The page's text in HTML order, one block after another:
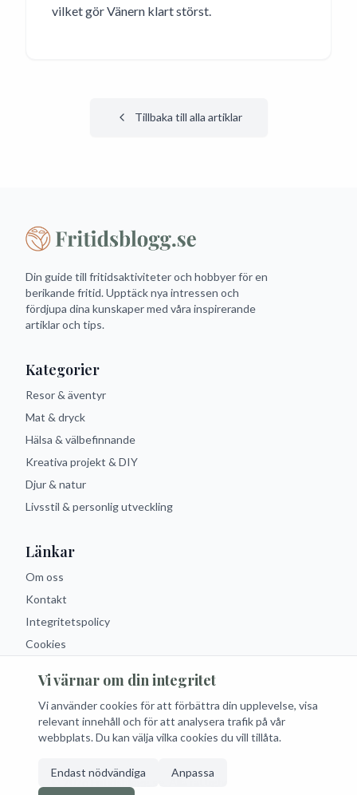
vilket gör Vänern klart störst.
Tillbaka till alla artiklar
Din guide till fritidsaktiviteter och hobbyer för en
berikande fritid. Upptäck nya intressen och
fördjupa dina kunskaper med våra inspirerande
artiklar och tips.
Kategorier
Resor & äventyr
Mat & dryck
Hälsa & välbefinnande
Kreativa projekt & DIY
Djur & natur
Livsstil & personlig utveckling
Länkar
Om oss
Kontakt
Integritetspolicy
Cookies
Följ oss
Facebook
Instagram
Twitter
RSS
© 2026 Fritidsblogg.se. Alla rättigheter förbehållna.
Vi värnar om din integritet
Vi använder cookies för att förbättra din upplevelse, visa
relevant innehåll och för att analysera trafik på vår
webbplats. Du kan välja vilka cookies du vill tillåta.
Endast nödvändiga Anpassa